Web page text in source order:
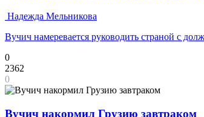
Надежда Мельникова
Вучич намеревается руководить страной с
0
2362
0
Вучич накормил Грузию завтраком